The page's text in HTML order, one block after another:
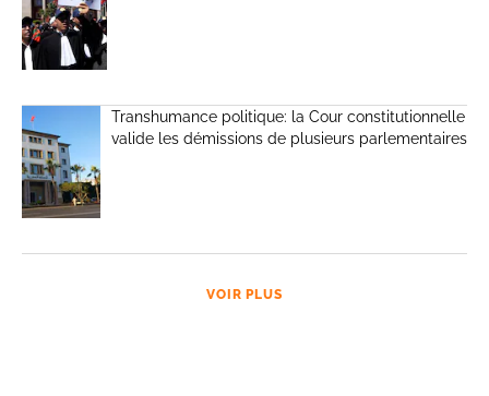
Transhumance politique: la Cour constitutionnelle
valide les démissions de plusieurs parlementaires
VOIR PLUS